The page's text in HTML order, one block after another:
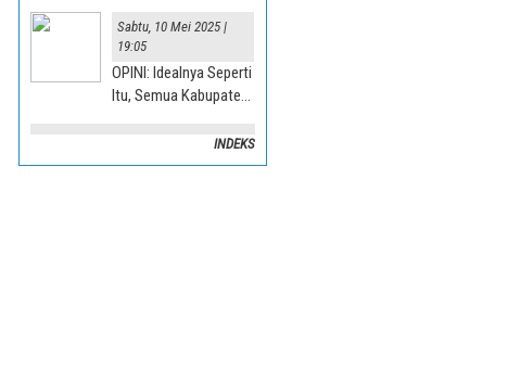
Sabtu, 10 Mei 2025 |
19:05
OPINI: Idealnya Seperti
Itu, Semua Kabupaten
INDEKS